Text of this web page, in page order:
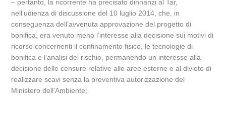
– pertanto, la ricorrente ha precisato dinnanzi al Tar,
nell’udienza di discussione del 10 luglio 2014, che, in
conseguenza dell’avvenuta approvazione del progetto di
bonifica, era venuto meno l’interesse alla decisione sui motivi di
ricorso concernenti il confinamento fisico, le tecnologie di
bonifica e l’analisi del rischio, permanendo un interesse alla
decisione delle censure relative alle aree esterne e al divieto di
realizzare scavi senza la preventiva autorizzazione del
Ministero dell’Ambiente;